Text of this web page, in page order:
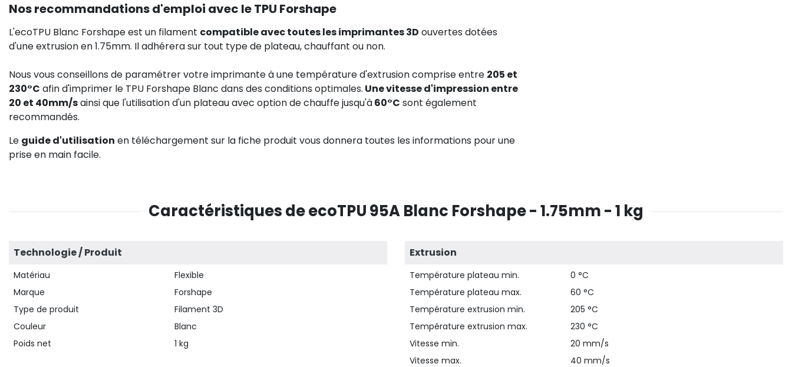
Nos recommandations d'emploi avec le TPU Forshape
L'ecoTPU Blanc Forshape est un filament compatible avec toutes les imprimantes 3D ouvertes dotées
d'une extrusion en 1.75mm. Il adhérera sur tout type de plateau, chauffant ou non.
Nous vous conseillons de paramétrer votre imprimante à une température d'extrusion comprise entre 205 et
230°C afin d'imprimer le TPU Forshape Blanc dans des conditions optimales. Une vitesse d'impression entre
20 et 40mm/sainsi que l'utilisation d'un plateau avec option de chauffe jusqu'à60°C sont également
recommandés.
Le guide d'utilisation en téléchargement sur la fiche produit vous donnera toutes les informations pour une
prise en main facile.
Caractéristiques de ecoTPU 95A Blanc Forshape - 1.75mm - 1 kg
Technologie / Produit
Matériau
Flexible
Marque
Forshape
Type de produit
Filament 3D
Couleur
Blanc
Poids net
1 kg
Extrusion
Température plateau min.
0 °C
Température plateau max.
60 °C
Température extrusion min.
205 °C
Température extrusion max.
230 °C
Vitesse min.
20 mm/s
Vitesse max.
40 mm/s